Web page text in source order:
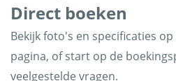
Direct boeken
Bekijk foto's en specificaties
pagina, of start op de
veelgestelde vragen.